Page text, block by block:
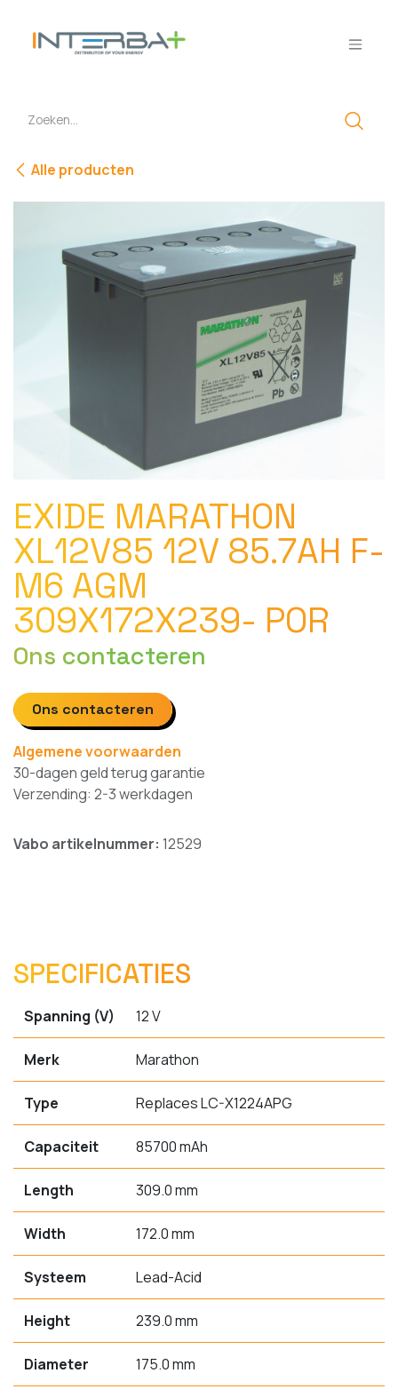
Alle producten
EXIDE MARATHON
XL12V85 12V 85.7AH F-
M6 AGM
309X172X239- POR
Ons contacteren
Ons contacteren
Algemene voorwaarden
30-dagen geld terug garantie
Verzending: 2-3 werkdagen
Vabo artikelnummer: 12529
SPECIFICATIES
Spanning (V) 12 V
Merk Marathon
Type Replaces LC-X1224APG
Capaciteit 85700 mAh
Length 309.0 mm
Width 172.0 mm
Systeem Lead-Acid
Height 239.0 mm
Diameter 175.0 mm